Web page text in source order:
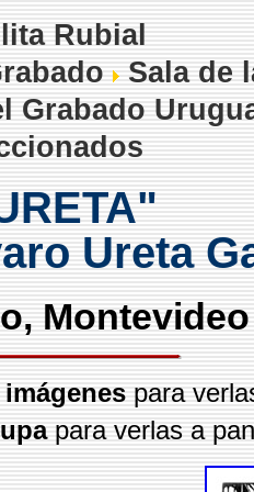
Rubial
Sala de
Grabado
Ureta
Montevideo
imágenes para
para verlas a